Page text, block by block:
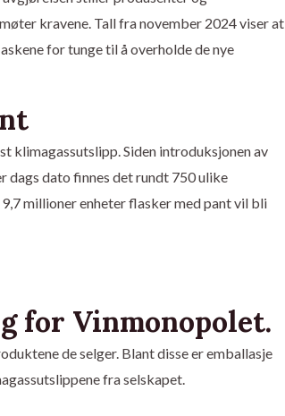
kravene. Tall fra november 2024 viser at
for tunge til å overholde de nye
klimagassutslipp. Siden introduksjonen av
dags dato finnes det rundt 750 ulike
millioner enheter flasker med pant vil bli
for Vinmonopolet.
de selger. Blant disse er emballasje
fra selskapet.